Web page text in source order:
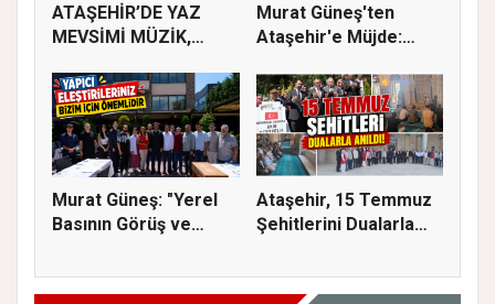
ATAŞEHİR’DE YAZ
MEVSİMİ MÜZİK,
Murat Güneş'ten
Ataşehir'e Müjde:
Murat Güneş: "Yerel
Basının Görüş ve
Ataşehir, 15 Temmuz
Şehitlerini Dualarla